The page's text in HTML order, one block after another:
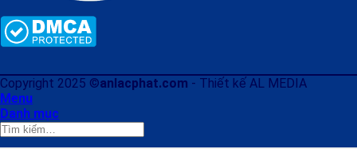
Copyright 2025 ©anlacphat.com - Thiết kế AL MEDIA
Menu
Danh mục
Tìm